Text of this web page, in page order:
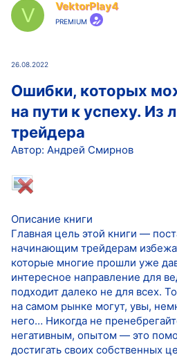
а
V VektorPlay4
PREMIUM
26.08.2022
Ошибки, которых
на пути к успеху. Из
трейдера
Автор: Андрей Смирнов
Описание книги
Главная цель этой книги —
начинающим трейдерам
которые многие прошли уже
интересное направление для
подходит далеко не для всех.
на самом рынке могут, увы,
него… Никогда не
негативным, опытом — это
достигать своих собственных